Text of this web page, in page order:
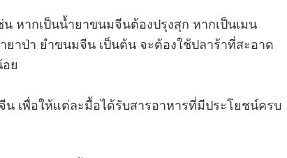
หากเป็นน้ำยาขนมจีนต้องปรุงสุก หากเป็นเมน
าป่า ยำขนมจีน เป็นต้น จะต้องใช้ปลาร้าที่สะอาด
ย
น เพื่อให้แต่ละมื้อได้รับสารอาหารที่มีประโยชน์ครบ